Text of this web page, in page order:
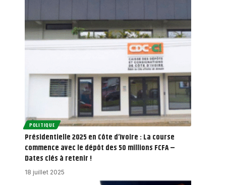
POLITIQUE
Présidentielle 2025 en Côte d’Ivoire : La course
commence avec le dépôt des 50 millions FCFA –
Dates clés à retenir !
18 juillet 2025